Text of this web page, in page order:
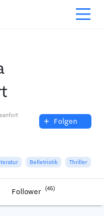
+ Folgen
Belletristik Thriller
Follower (45)